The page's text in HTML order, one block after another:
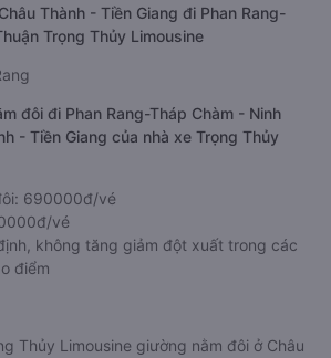
Thành - Tiền Giang đi Phan Rang-
Trọng Thủy Limousine
đôi đi Phan Rang-Tháp Chàm - Ninh
- Tiền Giang của nhà xe Trọng Thủy
690000đ/vé
vé
không tăng giảm đột xuất trong các
điểm
Thủy Limousine giường nằm đôi ở Châu